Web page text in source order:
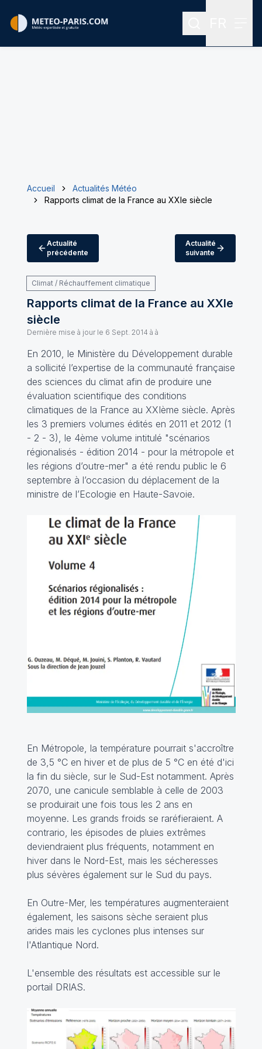
Rechercher
Accueil
Actualités Météo
Rapports climat de la France au XXIe siècle
Actualité
précédente
Actualité
suivante
Climat / Réchauffement climatique
Rapports climat de la France au XXIe
siècle
Dernière mise à jour le 6 Sept. 2014 à à
En 2010, le Ministère du Développement durable
a sollicité l’expertise de la communauté française
des sciences du climat afin de produire une
évaluation scientifique des conditions
climatiques de la France au XXIème siècle. Après
les 3 premiers volumes édités en 2011 et 2012 (1
- 2 - 3), le 4ème volume intitulé "scénarios
régionalisés - édition 2014 - pour la métropole et
les régions d’outre-mer" a été rendu public le 6
septembre à l’occasion du déplacement de la
ministre de l’Ecologie en Haute-Savoie.
En Métropole, la température pourrait s'accroître
de 3,5 °C en hiver et de plus de 5 °C en été d'ici
la fin du siècle, sur le Sud-Est notamment. Après
2070, une canicule semblable à celle de 2003
se produirait une fois tous les 2 ans en
moyenne. Les grands froids se raréfieraient. A
contrario, les épisodes de pluies extrêmes
deviendraient plus fréquents, notamment en
hiver dans le Nord-Est, mais les sécheresses
plus sévères également sur le Sud du pays.
En Outre-Mer, les températures augmenteraient
également, les saisons sèche seraient plus
arides mais les cyclones plus intenses sur
l'Atlantique Nord.
L'ensemble des résultats est accessible sur le
portail DRIAS.